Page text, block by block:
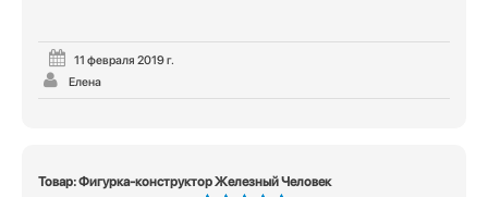
11 февраля 2019 г.
Елена
Товар: Фигурка-конструктор Железный Человек